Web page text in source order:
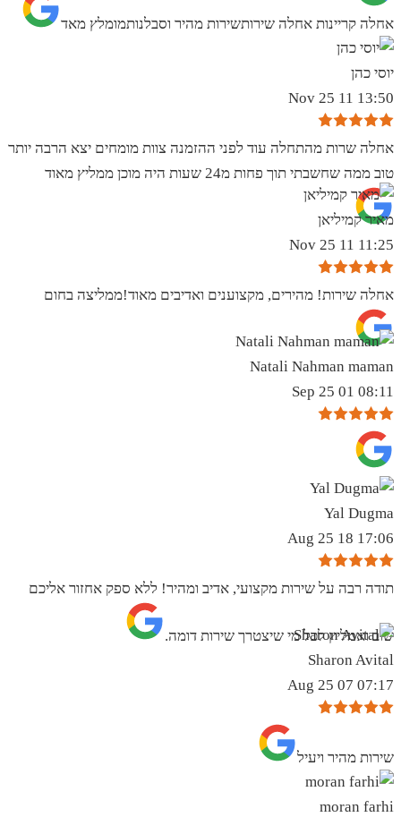
אחלה קריינות אחלה שירותשירות מהיר וסבלנותמומלץ מאד
יוסי כהן
13:50 11 Nov 25
אחלה שרות מהתחלה עוד לפני ההזמנה צוות מומחים יצא הרבה יותר
טוב ממה שחשבתי תוך פחות מ24 שעות היה מוכן ממליץ מאוד
מאיר קמיליאן
11:25 11 Nov 25
אחלה שירות! מהירים, מקצוענים ואדיבים מאוד!ממליצה בחום
Natali Nahman maman
08:11 01 Sep 25
Yal Dugma
17:06 18 Aug 25
תודה רבה על שירות מקצועי, אדיב ומהיר! ללא ספק אחזור אליכם
שוב ואמליץ לכל מי שיצטרך שירות דומה.
Sharon Avital
07:17 07 Aug 25
שירות מהיר ויעיל
moran farhi